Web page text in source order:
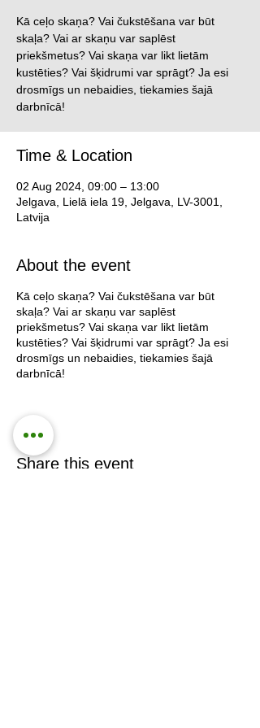
Kā ceļo skaņa? Vai čukstēšana var būt
skaļa? Vai ar skaņu var saplēst
priekšmetus? Vai skaņa var likt lietām
kustēties? Vai šķidrumi var sprāgt? Ja esi
drosmīgs un nebaidies, tiekamies šajā
darbnīcā!
Time & Location
02 Aug 2024, 09:00 – 13:00
Jelgava, Lielā iela 19, Jelgava, LV-3001,
Latvija
About the event
Kā ceļo skaņa? Vai čukstēšana var būt
skaļa? Vai ar skaņu var saplēst
priekšmetus? Vai skaņa var likt lietām
kustēties? Vai šķidrumi var sprāgt? Ja esi
drosmīgs un nebaidies, tiekamies šajā
darbnīcā!
Share this event